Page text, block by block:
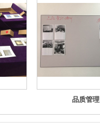
品质管理